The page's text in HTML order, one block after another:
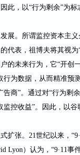
此，以“行为剩余”为
展。所谓监控资本主
代表，祖博夫将其视为
的未来行为，它“开
为数据，从而精准
商”。通过对“行为
控收益”。因此，以
扩张。 21世纪以来，“9·
Lyon）认为，“9· 11事